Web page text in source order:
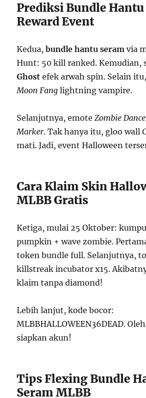
Prediksi Bundle Hantu
Reward Event
Kedua,bundle hantu seram via
Hunt: 50 kill ranked. Kemudian,
Ghost efek arwah spin. Selain
Moon Fang lightning vampire.
Selanjutnya, emoteZombie Dance
Marker. Tak hanya itu, gloo wall
mati. Jadi, event Halloween
Cara Klaim Skin
MLBB Gratis
Ketiga, mulai 25 Oktober:
pumpkin + wave zombie.
token bundle full. Selanjutnya,
killstreak incubator x15.
klaim tanpa diamond!
Lebih lanjut, kode bocor:
MLBBHALLOWEEN36DEAD.
siapkan akun!
Tips Flexing Bundle
Seram MLBB